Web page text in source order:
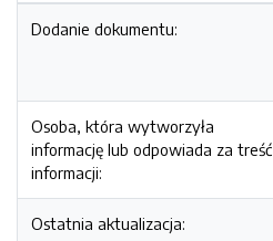
Dodanie dokumentu:
Osoba, która wytworzyła
informację lub odpowiada za treść
informacji:
Ostatnia aktualizacja: